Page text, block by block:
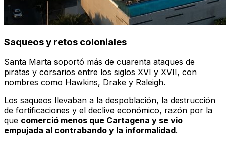
Saqueos y retos coloniales
Santa Marta soportó más de cuarenta ataques de
piratas y corsarios entre los siglos XVI y XVII, con
nombres como Hawkins, Drake y Raleigh.
Los saqueos llevaban a la despoblación, la destrucción
de fortificaciones y el declive económico, razón por la
que comerció menos que Cartagena y se vio
empujada al contrabando y la informalidad.